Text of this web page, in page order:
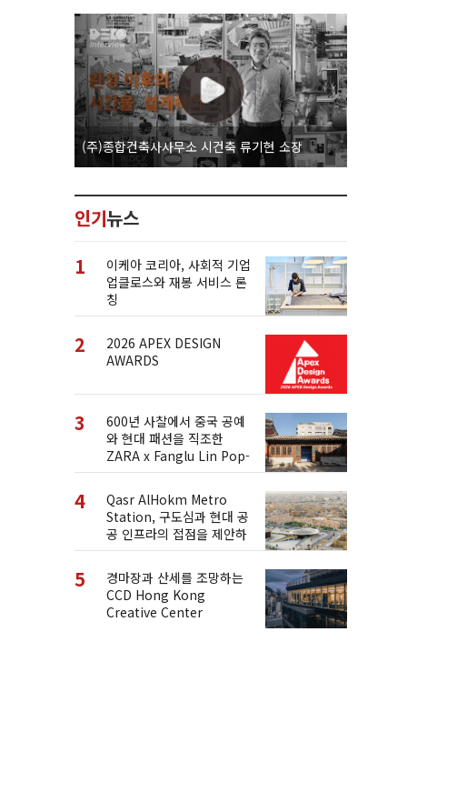
(주)종합건축사사무소 시건축 류기현 소장
인기뉴스
1
이케아 코리아, 사회적 기업
업클로스와 재봉 서비스 론
칭
2
2026 APEX DESIGN
AWARDS
3
600년 사찰에서 중국 공예
와 현대 패션을 직조한
ZARA x Fanglu Lin Pop-
Up
4
Qasr AlHokm Metro
Station, 구도심과 현대 공
공 인프라의 접점을 제안하
다
5
경마장과 산세를 조망하는
CCD Hong Kong
Creative Center